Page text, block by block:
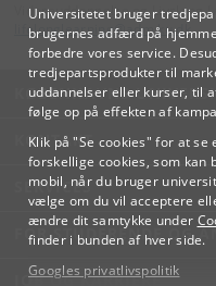
Universitetet bruger
brugernes adfærd på
forbedre vores service.
tredjepartsprodukter til
uddannelser eller kurser, til
følge op på effekten af
Klik på "Se cookies" for at
forskellige cookies, som kan
mobil, når du bruger
vælge om du vil acceptere
ændre dit samtykke under
finder i bunden af hver side.
Googles privatlivspolitik
Videreuddannelse og Livslang
lifelonglearning@adm.ku.dk
KØBENHAVNS
KONTAKT
SERVICES
FOR STUDERENDE OG
JOB OG KARRIERE